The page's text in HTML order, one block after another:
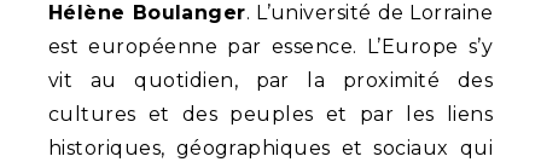
Hélène Boulanger. L’université de Lorraine
est européenne par essence. L’Europe s’y
vit au quotidien, par la proximité des
cultures et des peuples et par les liens
historiques, géographiques et sociaux qui